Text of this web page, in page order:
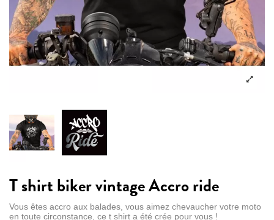
T shirt biker vintage Accro ride
Vous êtes accro aux balades, vous aimez chevaucher votre moto
en toute circonstance, ce t shirt a été crée pour vous !